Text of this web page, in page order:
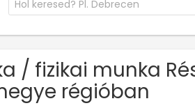
/ fizikai munka
régióban